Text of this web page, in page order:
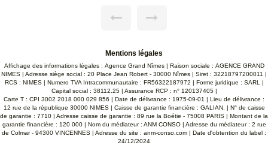
Mentions légales
Affichage des informations légales : Agence Grand Nîmes | Raison sociale : AGENCE GRAND
NIMES | Adresse siège social : 20 Place Jean Robert - 30000 Nîmes | Siret : 32218797200011 |
RCS : NIMES | Numero TVA Intracommunautaire : FR56322187972 | Forme juridique : SARL |
Capital social : 38112.25 | Assurance RCP : n° 120137405 |
Carte T : CPI 3002 2018 000 029 856 | Date de délivrance : 1975-09-01 | Lieu de délivrance :
12 rue de la république 30000 NIMES | Caisse de garantie financière : GALIAN. | N° de caisse
de garantie : 7710 | Adresse caisse de garantie : 89 rue la Boétie - 75008 PARIS | Montant de la
garantie financière : 120 000 | Nom du médiateur : ANM CONSO | Adresse du médiateur : 2 rue
de Colmar - 94300 VINCENNES | Adresse du site : anm-conso.com | Date d'obtention du label :
24/12/2024